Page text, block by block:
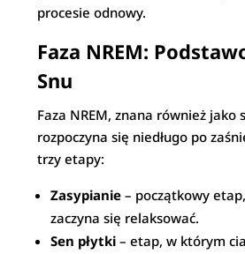
procesie odnowy.
Faza NREM:
Snu
Faza NREM, znana również jako
rozpoczyna się niedługo po
trzy etapy:
Zasypianie – początkowy
zaczyna się relaksować.
Sen płytki – etap, w którym